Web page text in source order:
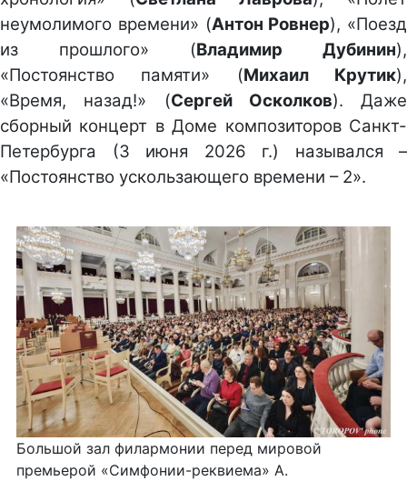
неумолимого времени» (Антон Ровнер), «Поезд
из прошлого» (Владимир Дубинин),
«Постоянство памяти» (Михаил Крутик),
«Время, назад!» (Сергей Осколков). Даже
сборный концерт в Доме композиторов Санкт-
Петербурга (3 июня 2026 г.) назывался –
«Постоянство ускользающего времени – 2».
Большой зал филармонии перед мировой
премьерой «Симфонии-реквиема» А.